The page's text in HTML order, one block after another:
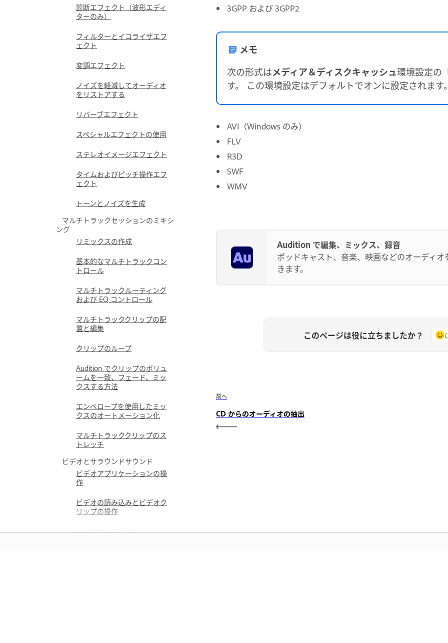
診断エフェクト（波形エディ
ターのみ）
フィルターとイコライザエフ
ェクト
変調エフェクト
ノイズを軽減してオーディオ
をリストアする
リバーブエフェクト
スペシャルエフェクトの使用
ステレオイメージエフェクト
タイムおよびピッチ操作エフ
ェクト
トーンとノイズを生成
マルチトラックセッションのミキシ
ング
リミックスの作成
基本的なマルチトラックコン
トロール
マルチトラックルーティング
および EQ コントロール
マルチトラッククリップの配
置と編集
クリップのループ
Audition でクリップのボリュ
ームを一致、フェード、ミッ
クスする方法
エンベロープを使用したミッ
クスのオートメーション化
マルチトラッククリップのス
トレッチ
ビデオとサラウンドサウンド
ビデオアプリケーションの操
作
ビデオの読み込みとビデオク
リップの操作
5.1 サラウンドサウンド
3GPP および 3GPP2
メモ
次の形式はメディア＆ディスクキャッシュ環境設定の
す。 この環境設定はデフォルトでオンに設定されます。
AVI（Windows のみ）
FLV
R3D
SWF
WMV
Audition で編集、ミックス、録音
ポッドキャスト、音楽、映画などのオーディオ
きます。
このページは役に立ちましたか？
前へ
CD からのオーディオの抽出